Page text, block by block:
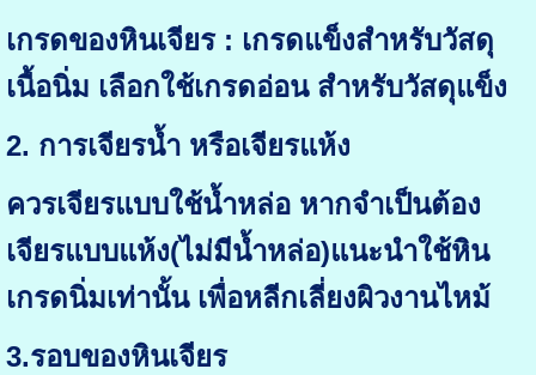
เกรดของหินเจียร : เกรดแข็งสำหรับวัสดุ
เนื้อนิ่ม เลือกใช้เกรดอ่อน สำหรับวัสดุแข็ง
2. การเจียรน้ำ หรือเจียรแห้ง
ควรเจียรแบบใช้น้ำหล่อ หากจำเป็นต้อง
เจียรแบบแห้ง(ไม่มีน้ำหล่อ)แนะนำใช้หิน
เกรดนิ่มเท่านั้น เพื่อหลีกเลี่ยงผิวงานไหม้
3.รอบของหินเจียร